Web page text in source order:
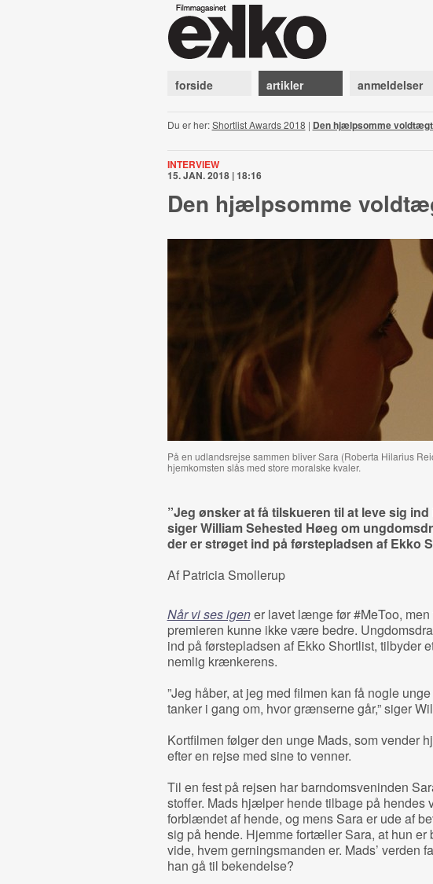
forside artikler anmeldelser
Du er her:Shortlist Awards 2018 | Den hjælpsomme
INTERVIEW
15. JAN. 2018 | 18:16
Den hjælpsomme
På en udlandsrejse sammen bliver Sara (Roberta Hilarius
hjemkomsten slås med store moralske kvaler.
”Jeg ønsker at få tilskueren til at leve sig
siger William Sehested Høeg om
der er strøget ind på førstepladsen af Ekko
Af Patricia Smollerup
Når vi ses igener lavet længe før #MeToo,
premieren kunne ikke være bedre.
ind på førstepladsen af Ekko Shortlist, tilbyder
nemlig krænkerens.
”Jeg håber, at jeg med filmen kan få nogle
tanker i gang om, hvor grænserne går,” siger
Kortfilmen følger den unge Mads, som vender
efter en rejse med sine to venner.
Til en fest på rejsen har barndomsveninden
stoffer. Mads hjælper hende tilbage på hendes
forblændet af hende, og mens Sara er ude af
sig på hende. Hjemme fortæller Sara, at hun er
vide, hvem gerningsmanden er. Mads’ verden
han gå til bekendelse?